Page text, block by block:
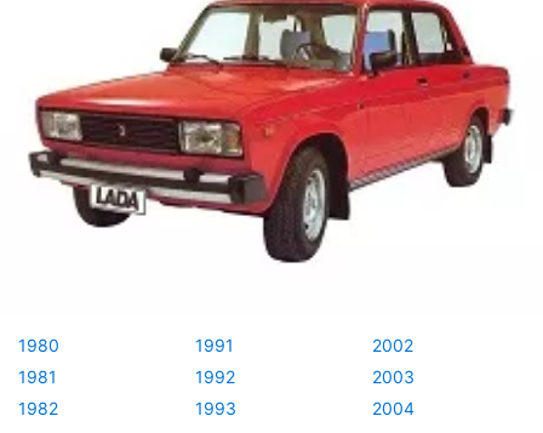
1980
1981
1982
1991
1992
1993
2002
2003
2004